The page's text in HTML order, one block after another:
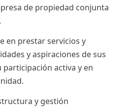
de propiedad conjunta
en prestar servicios y
y aspiraciones de sus
participación activa y en
y gestión